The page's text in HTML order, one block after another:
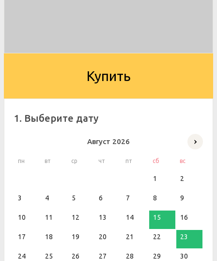
Купить
1. Выберите дату
Август 2026
пн вт ср чт пт сб вс
1 2
3 4 5 6 7 8 9
10 11 12 13 14 15 16
17 18 19 20 21 22 23
24 25 26 27 28 29 30